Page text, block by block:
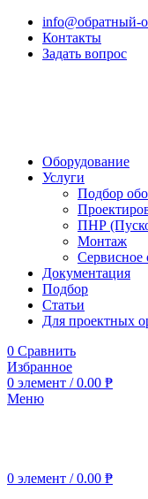
info@обратный-
Контакты
Задать вопрос
Оборудование
Услуги
Подбор
ПНР
Монтаж
Сервисное
Документация
Подбор
Статьи
Для проектных
0 Сравнить
Избранное
0 элемент / 0.00 ₱
Меню
0 элемент / 0.00 ₱